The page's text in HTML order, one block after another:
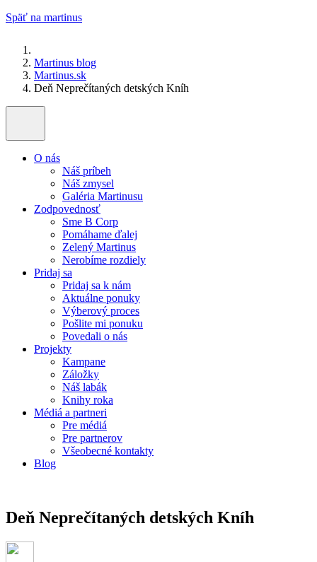
Späť na martinus
Martinus blog
Martinus.sk
Deň Neprečítaných detských Kníh
O nás
Náš príbeh
Náš zmysel
Galéria Martinusu
Zodpovednosť
Sme B Corp
Pomáhame ďalej
Zelený Martinus
Nerobíme rozdiely
Pridaj sa
Pridaj sa k nám
Aktuálne ponuky
Výberový proces
Pošlite mi ponuku
Povedali o nás
Projekty
Kampane
Záložky
Náš labák
Knihy roka
Médiá a partneri
Pre médiá
Pre partnerov
Všeobecné kontakty
Blog
Deň Neprečítaných detských Kníh